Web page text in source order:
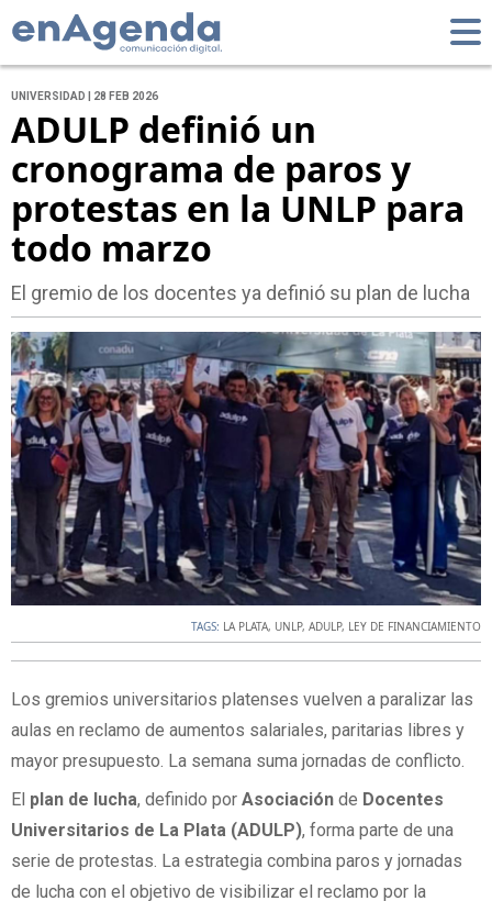
UNIVERSIDAD | 28 FEB 2026
ADULP definió un
cronograma de paros y
protestas en la UNLP para
todo marzo
El gremio de los docentes ya definió su plan de lucha
TAGS: LA PLATA, UNLP, ADULP, LEY DE FINANCIAMIENTO
Los gremios universitarios platenses vuelven a paralizar las
aulas en reclamo de aumentos salariales, paritarias libres y
mayor presupuesto. La semana suma jornadas de conflicto.
El plan de lucha, definido por Asociación de Docentes
Universitarios de La Plata (ADULP), forma parte de una
serie de protestas. La estrategia combina paros y jornadas
de lucha con el objetivo de visibilizar el reclamo por la